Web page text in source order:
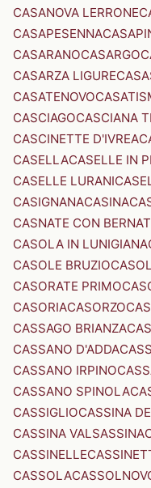
CASANOVA LERRONE
CASAPESENNA
CASARANOCASARGO
CASARZA LIGURE
CASATENOVO
CASCIAGOCASCIANA
CASCINETTE D'IVREA
CASELLACASELLE IN
CASELLE LURANI
CASIGNANACASINA
CASNATE CON
CASOLA IN LUNIGIANA
CASOLE BRUZIO
CASORATE PRIMO
CASORIACASORZO
CASSAGO BRIANZA
CASSANO D'ADDA
CASSANO IRPINO
CASSANO SPINOLA
CASSIGLIOCASSINA
CASSINA VALSASSINA
CASSINELLE
CASSOLA